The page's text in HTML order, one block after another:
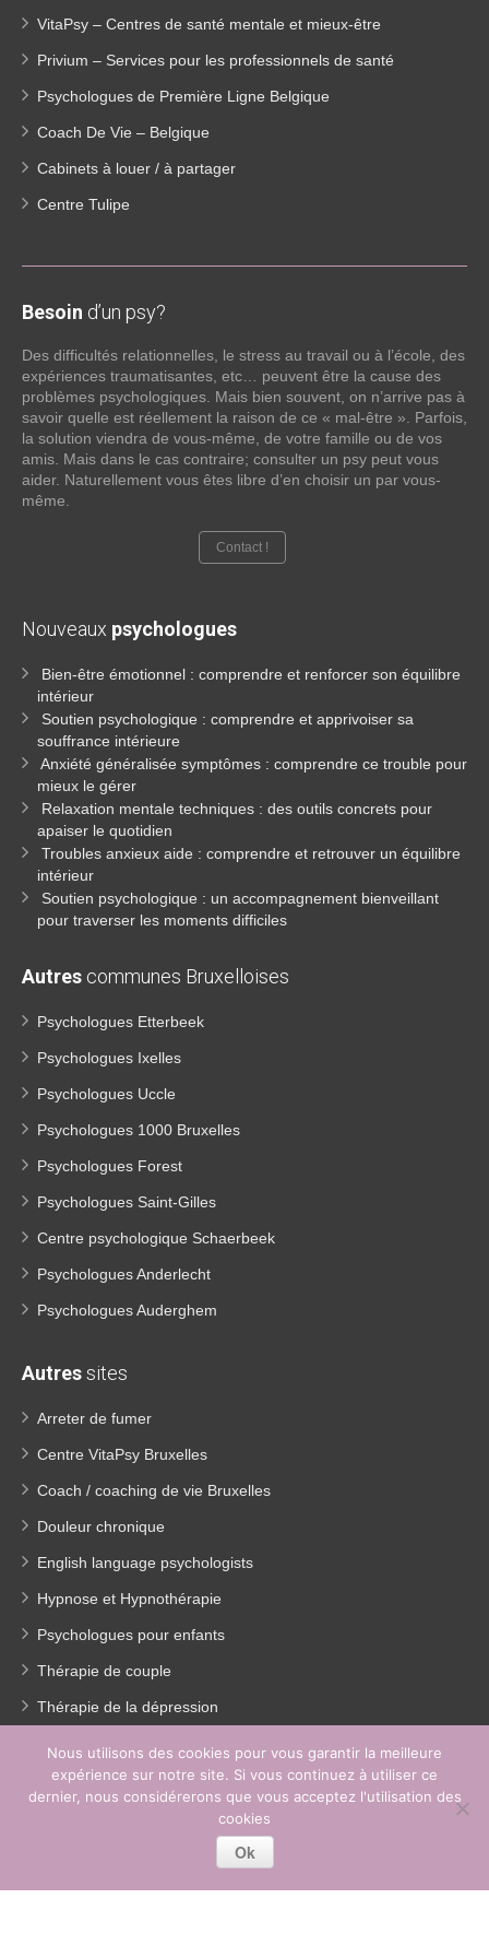
VitaPsy – Centres de santé mentale et mieux-être
Privium – Services pour les professionnels de santé
Psychologues de Première Ligne Belgique
Coach De Vie – Belgique
Cabinets à louer / à partager
Centre Tulipe
Besoin d’un psy?
Des difficultés relationnelles, le stress au travail ou à l’école, des
expériences traumatisantes, etc… peuvent être la cause des
problèmes psychologiques. Mais bien souvent, on n’arrive pas à
savoir quelle est réellement la raison de ce « mal-être ». Parfois,
la solution viendra de vous-même, de votre famille ou de vos
amis. Mais dans le cas contraire; consulter un psy peut vous
aider. Naturellement vous êtes libre d’en choisir un par vous-
même.
Contact !
Nouveaux psychologues
Bien-être émotionnel : comprendre et renforcer son équilibre
intérieur
Soutien psychologique : comprendre et apprivoiser sa
souffrance intérieure
Anxiété généralisée symptômes : comprendre ce trouble pour
mieux le gérer
Relaxation mentale techniques : des outils concrets pour
apaiser le quotidien
Troubles anxieux aide : comprendre et retrouver un équilibre
intérieur
Soutien psychologique : un accompagnement bienveillant
pour traverser les moments difficiles
Autres communes Bruxelloises
Psychologues Etterbeek
Psychologues Ixelles
Psychologues Uccle
Psychologues 1000 Bruxelles
Psychologues Forest
Psychologues Saint-Gilles
Centre psychologique Schaerbeek
Psychologues Anderlecht
Psychologues Auderghem
Autressites
Arreter de fumer
Centre VitaPsy Bruxelles
Coach / coaching de vie Bruxelles
Douleur chronique
English language psychologists
Hypnose et Hypnothérapie
Psychologues pour enfants
Thérapie de couple
Thérapie de la dépression
Perte de poids
Nous utilisons des cookies pour vous garantir la meilleure
expérience sur notre site. Si vous continuez à utiliser ce
dernier, nous considérerons que vous acceptez l'utilisation des
cookies
Ok